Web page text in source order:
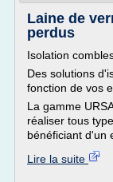
Laine de
perdus
Isolation
Des solutions
fonction de vos
La gamme
réaliser tous
bénéficiant d'un
Lire la suite